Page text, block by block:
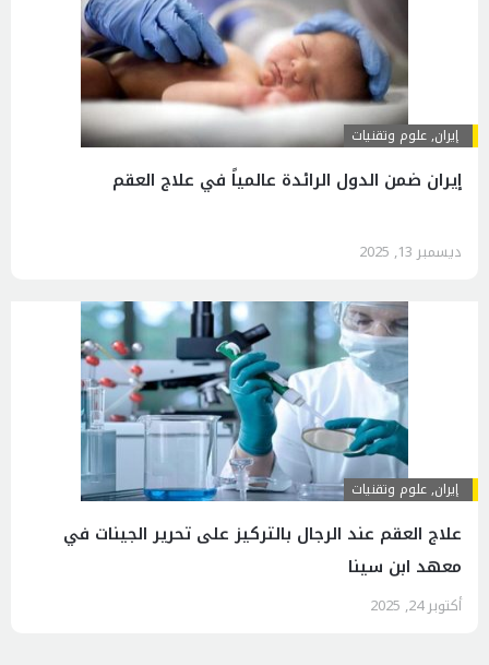
إيران,علوم وتقنيات
إيران ضمن الدول الرائدة عالمياً في علاج العقم
ديسمبر 13, 2025
إيران,علوم وتقنيات
علاج العقم عند الرجال بالتركيز على تحرير الجينات في
معهد ابن سينا
أكتوبر 24, 2025